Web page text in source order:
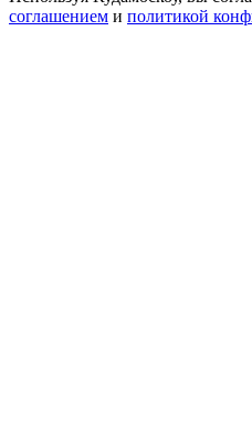
соглашением и политикой